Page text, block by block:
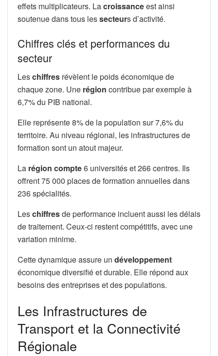
effets multiplicateurs. Lacroissanceest ainsi
soutenue dans tous lessecteurs d’activité.
Chiffres clés et performances du
secteur
Leschiffres révèlent le poids économique de
chaque zone. Une région contribue par exemple à
6,7% du PIB national.
Elle représente 8% de la population sur 7,6% du
territoire. Au niveau régional, les infrastructures de
formation sont un atout majeur.
La région compte6 universités et 266 centres. Ils
offrent 75 000 places de formation annuelles dans
236 spécialités.
Leschiffresde performance incluent aussi les délais
de traitement. Ceux-ci restent compétitifs, avec une
variation minime.
Cette dynamique assure un développement
économique diversifié et durable. Elle répond aux
besoins des entreprises et des populations.
Les Infrastructures de
Transport et la Connectivité
Régionale